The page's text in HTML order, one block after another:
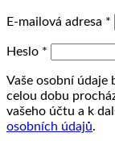
E-mailová adresa *
Heslo *
Vaše osobní údaje
celou dobu
vašeho účtu a k
osobních údajů.